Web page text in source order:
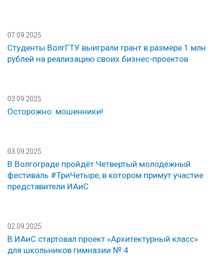
07.09.2025
Студенты ВолгГТУ выиграли грант в размере 1 млн
рублей на реализацию своих бизнес-проектов
03.09.2025
Осторожно: мошенники!
03.09.2025
В Волгограде пройдёт Четвертый молодёжный
фестиваль #ТриЧетыре, в котором примут участие
представители ИАиС
02.09.2025
В ИАиС стартовал проект «Архитектурный класс»
для школьников гимназии № 4